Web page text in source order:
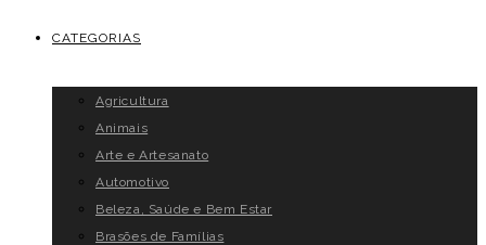
CATEGORIAS
Agricultura
Animais
Arte e Artesanato
Automotivo
Beleza, Saúde e Bem Estar
Brasões de Famílias